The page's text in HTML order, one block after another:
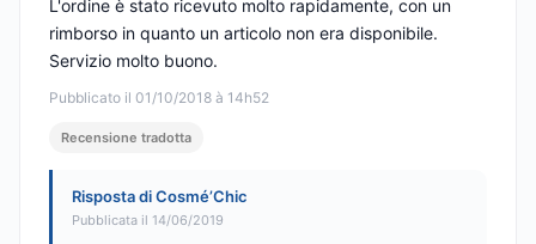
Pubblicato il 01/10/2018 à 14h52
L'ordine è stato ricevuto molto rapidamente, con un
rimborso in quanto un articolo non era disponibile.
Servizio molto buono.
Recensione tradotta
Risposta di Cosmé’Chic
Pubblicata il 14/06/2019